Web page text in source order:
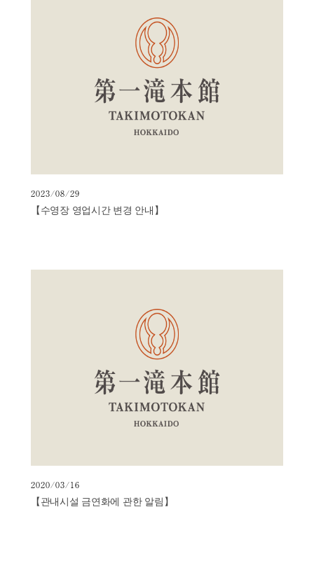
2023/08/29
【수영장 영업시간 변경 안내】
2020/03/16
【관내시설 금연화에 관한 알림】